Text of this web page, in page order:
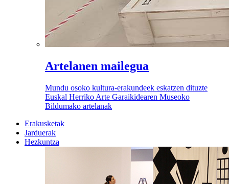
Artelanen mailegua
Mundu osoko kultura-erakundeek eskatzen dituzte
Euskal Herriko Arte Garaikidearen Museoko
Bildumako artelanak
Erakusketak
Jarduerak
Hezkuntza